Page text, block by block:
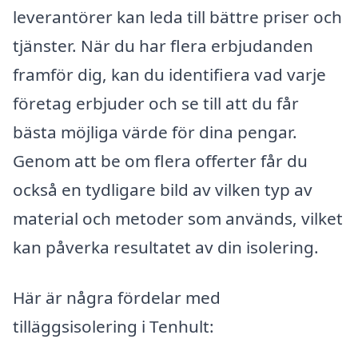
leverantörer kan leda till bättre priser och
tjänster. När du har flera erbjudanden
framför dig, kan du identifiera vad varje
företag erbjuder och se till att du får
bästa möjliga värde för dina pengar.
Genom att be om flera offerter får du
också en tydligare bild av vilken typ av
material och metoder som används, vilket
kan påverka resultatet av din isolering.
Här är några fördelar med
tilläggsisolering i Tenhult: